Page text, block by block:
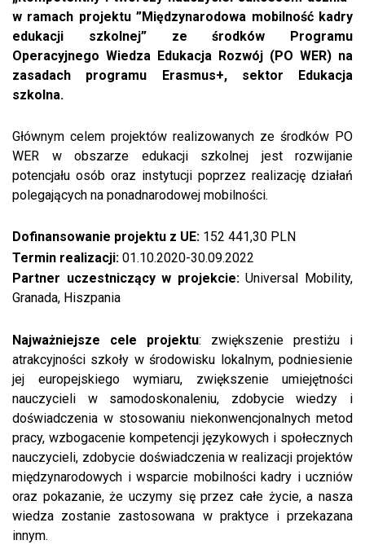
w ramach projektu ”Międzynarodowa mobilność kadry
edukacji szkolnej” ze środków Programu
Operacyjnego Wiedza Edukacja Rozwój (PO WER) na
zasadach programu Erasmus+, sektor Edukacja
szkolna.
Głównym celem projektów realizowanych ze środków PO
WER w obszarze edukacji szkolnej jest rozwijanie
potencjału osób oraz instytucji poprzez realizację działań
polegających na ponadnarodowej mobilności.
Dofinansowanie projektu z UE: 152 441,30 PLN
Termin realizacji: 01.10.2020-30.09.2022
Partner uczestniczący w projekcie:Universal Mobility,
Granada, Hiszpania
Najważniejsze cele projektu: zwiększenie prestiżu i
atrakcyjności szkoły w środowisku lokalnym, podniesienie
jej europejskiego wymiaru, zwiększenie umiejętności
nauczycieli w samodoskonaleniu, zdobycie wiedzy i
doświadczenia w stosowaniu niekonwencjonalnych metod
pracy, wzbogacenie kompetencji językowych i społecznych
nauczycieli, zdobycie doświadczenia w realizacji projektów
międzynarodowych i wsparcie mobilności kadry i uczniów
oraz pokazanie, że uczymy się przez całe życie, a nasza
wiedza zostanie zastosowana w praktyce i przekazana
innym.